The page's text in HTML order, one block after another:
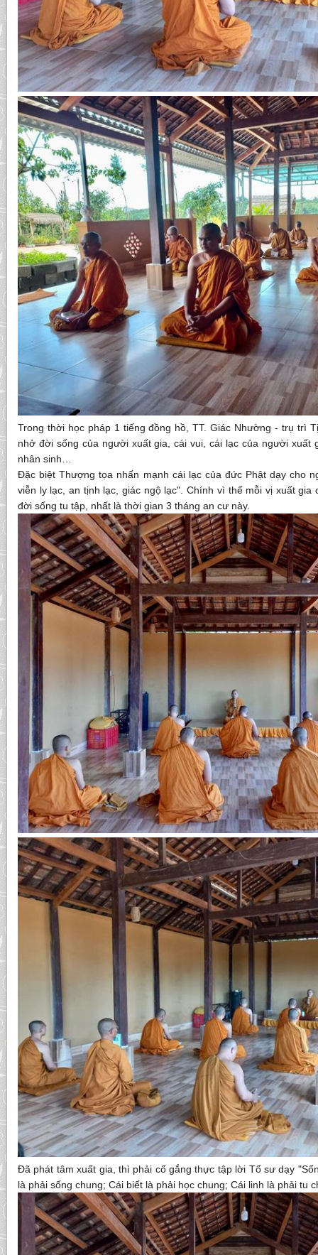
Trong thời học pháp 1 tiếng đồng hồ, TT. Giác Nhường - trụ trì
nhở đời sống của người xuất gia, cái vui, cái lạc của người xuất
nhân sinh…
Đặc biệt Thượng tọa nhấn mạnh cái lạc của đức Phật dạy cho
viễn ly lạc, an tịnh lạc, giác ngộ lạc". Chính vì thế mỗi vị xuất gia
đời sống tu tập, nhất là thời gian 3 tháng an cư này.
Đã phát tâm xuất gia, thì phải cố gắng thực tập lời Tổ sư dạy
là phải sống chung; Cái biết là phải học chung; Cái linh là phải tu